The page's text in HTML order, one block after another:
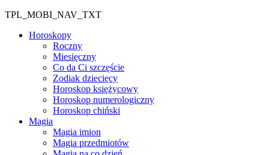
TPL_MOBI_NAV_TXT
Horoskopy
Roczny
Miesięczny
Co da Ci szczęście
Zodiak dziecięcy
Horoskop księżycowy
Horoskop numerologiczny
Horoskop chiński
Magia
Magia imion
Magia przedmiotów